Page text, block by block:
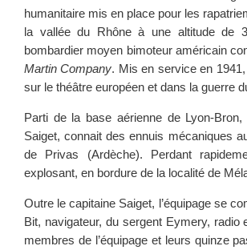
humanitaire mis en place pour les
la vallée du Rhône à une altitude de
bombardier moyen bimoteur américain
Martin Company. Mis en service en
sur le théâtre européen et dans la guerre
Parti de la base aérienne de Lyon-
Saiget, connait des ennuis mécaniques
de Privas (Ardèche). Perdant
explosant, en bordure de la localité de
Outre le capitaine Saiget, l’équipage se
Bit, navigateur, du sergent Eymery,
membres de l’équipage et leurs quinze